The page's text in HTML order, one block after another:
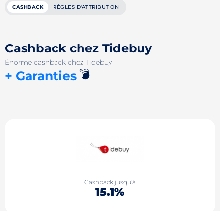
CASHBACK RÈGLES D'ATTRIBUTION
Cashback chez Tidebuy
Énorme cashback chez Tidebuy
+ Garanties💣
Cashback jusqu'à
15.1%